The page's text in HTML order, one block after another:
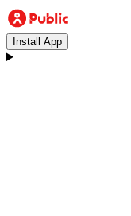
Install App